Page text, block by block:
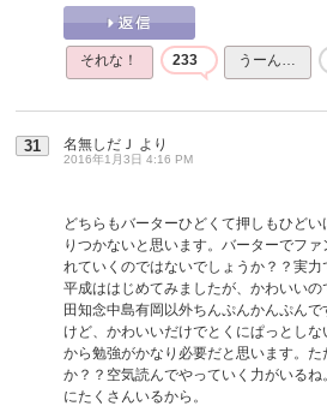
それな！ 233 うーん…
31 名無しだＪ より
2016年1月3日 4:16 PM
どちらもバーターひどくて押しもひど
りつかないと思います。バーターでフ
れていくのではないでしょうか？？実力
平成ははじめてみましたが、かわいい
田知念中島有岡以外ちんぷんかんぷん
けど、かわいいだけでとくにぱっとし
から勉強がかなり必要だと思います。
か？？空気読んでやっていく力がいる
にたくさんいるから。